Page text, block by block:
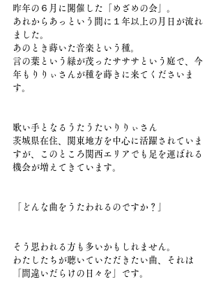
昨年の６月に開催した「めざめの会」。
あれからあっという間に１年以上の月日が流れ
ました。
あのとき蒔いた音楽という種。
言の葉という緑が茂ったサササという庭で、今
年もりりぃさんが種を蒔きに来てくださいま
す。
歌い手となるうたうたいりりぃさん
茨城県在住、関東地方を中心に活躍されていま
すが、このところ関西エリアでも足を運ばれる
機会が増えてきています。
「どんな曲をうたわれるのですか？」
そう思われる方も多いかもしれません。
わたしたちが聴いていただきたい曲、それは
「間違いだらけの日々を」です。